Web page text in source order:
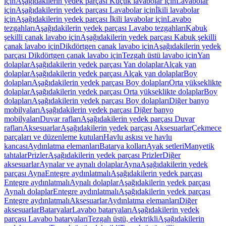
içinAşağıdakilerin yedek parçası Lavabolar içinİkili lavabolar
içinAşağıdakilerin yedek parçası İkili lavabolar içinLavabo
tezgahlarıAşağıdakilerin yedek parçası Lavabo tezgahlarıKabuk
şekilli çanak lavabo içinAşağıdakilerin yedek parçası Kabuk şekilli
çanak lavabo içinDikdörtgen çanak lavabo içinAşağıdakilerin yedek
parçası Dikdörtgen çanak lavabo içinTezgah üstü lavabo içinYan
dolaplarAşağıdakilerin yedek parçası Yan dolaplarAlçak yan
dolaplarAşağıdakilerin yedek parçası Alçak yan dolaplarBoy
dolaplarıAşağıdakilerin yedek parçası Boy dolaplarıOrta yükseklikte
dolaplarAşağıdakilerin yedek parçası Orta yükseklikte dolaplarBoy
dolaplarıAşağıdakilerin yedek parçası Boy dolaplarıDiğer banyo
mobilyalarıAşağıdakilerin yedek parçası Diğer banyo
mobilyalarıDuvar raflarıAşağıdakilerin yedek parçası Duvar
raflarıAksesuarlarAşağıdakilerin yedek parçası AksesuarlarÇekmece
parçaları ve düzenleme kutularıHavlu askısı ve havlu
kancasıAydınlatma elemanlarıBatarya kollarıAyak setleriManyetik
tahtalarPrizlerAşağıdakilerin yedek parçası PrizlerDiğer
aksesuarlarAynalar ve aynalı dolaplarAynaAşağıdakilerin yedek
parçası AynaEntegre aydınlatmalıAşağıdakilerin yedek parçası
Entegre aydınlatmalıAynalı dolaplarAşağıdakilerin yedek parçası
Aynalı dolaplarEntegre aydınlatmalıAşağıdakilerin yedek parçası
Entegre aydınlatmalıAksesuarlarAydınlatma elemanlarıDiğer
aksesuarlarBataryalarLavabo bataryalarıAşağıdakilerin yedek
parçası Lavabo bataryalarıTezgah üstü, elektrikliAşağıdakilerin